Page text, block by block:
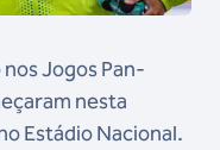
Jogos Pan-
nesta
Estádio Nacional.